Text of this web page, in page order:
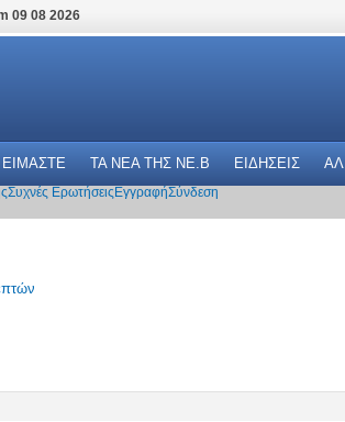
09 08 2026
ΕΙΜΑΣΤΕ ΤΑ ΝΕΑ THΣ NE.B ΕΙΔΗΣΕΙΣ
Συχνές Ερωτήσεις ΕγγραφήΣύνδεση